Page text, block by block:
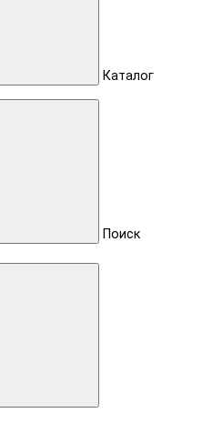
Каталог
Поиск